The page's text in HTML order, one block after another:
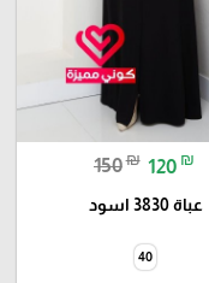
150₪ 120 ₪
عباة 3830 اسود
40